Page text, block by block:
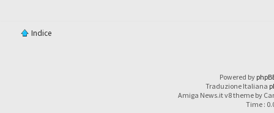
Indice
Powered by
Traduzione Italiana
Amiga News.it v8 theme by
Time :